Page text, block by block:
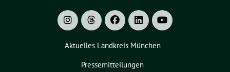
Aktuelles Landkreis München
Pressemitteilungen